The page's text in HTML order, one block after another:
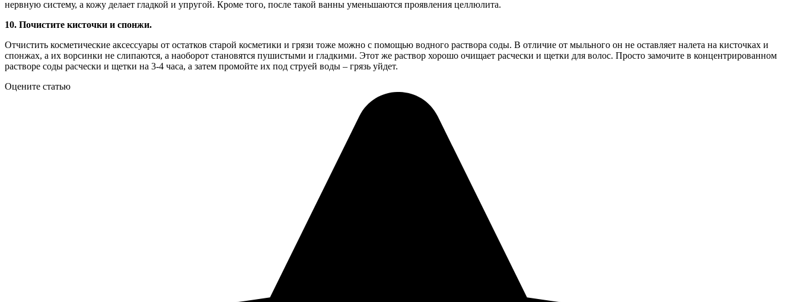
нервную систему, а кожу делает гладкой и упругой. Кроме того, после такой ванны уменьшаются проявления целлюлита.
10. Почистите кисточки и спонжи.
Отчистить косметические аксессуары от остатков старой косметики и грязи тоже можно с помощью водного раствора соды. В отличие от мыльного он не оставляет налета на кисточках и
спонжах, а их ворсинки не слипаются, а наоборот становятся пушистыми и гладкими. Этот же раствор хорошо очищает расчески и щетки для волос. Просто замочите в концентрированном
растворе соды расчески и щетки на 3-4 часа, а затем промойте их под струей воды – грязь уйдет.
Оцените статью